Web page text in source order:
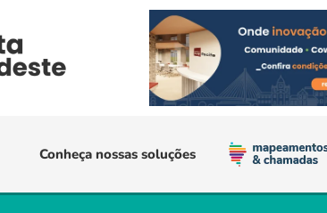
Conheça nossas soluções